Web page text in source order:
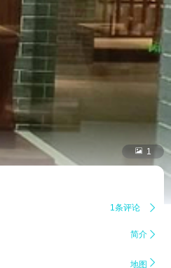
 1
1条评论 
简介 
地图 